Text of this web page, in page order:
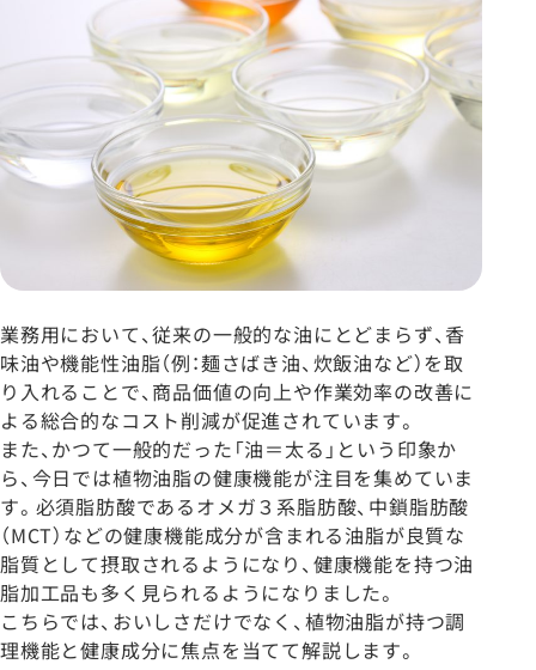
業務用において、従来の一般的な油にとどまらず、香
味油や機能性油脂（例：麺さばき油、炊飯油など）を取
り入れることで、商品価値の向上や作業効率の改善に
よる総合的なコスト削減が促進されています。
また、かつて一般的だった「油＝太る」という印象か
ら、今日では植物油脂の健康機能が注目を集めていま
す。必須脂肪酸であるオメガ３系脂肪酸、中鎖脂肪酸
（MCT）などの健康機能成分が含まれる油脂が良質な
脂質として摂取されるようになり、健康機能を持つ油
脂加工品も多く見られるようになりました。
こちらでは、おいしさだけでなく、植物油脂が持つ調
理機能と健康成分に焦点を当てて解説します。